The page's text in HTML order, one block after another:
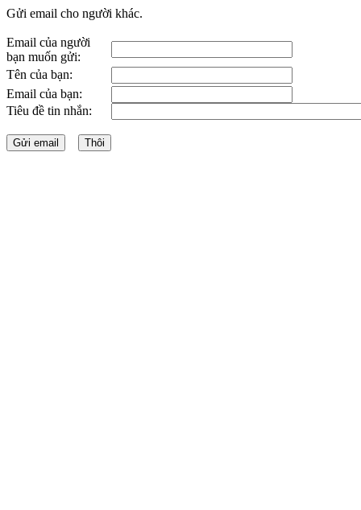
Gửi email cho người khác.
Email của người
bạn muốn gửi:
Tên của bạn:
Email của bạn:
Tiêu đề tin nhắn: